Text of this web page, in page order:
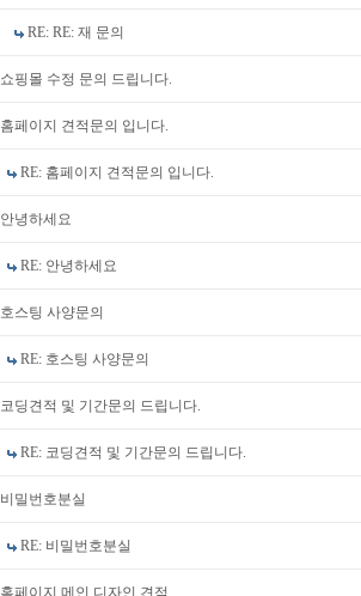
RE: RE: 재 문의
쇼핑몰 수정 문의 드립니다.
홈페이지 견적문의 입니다.
RE: 홈페이지 견적문의 입니다.
안녕하세요
RE: 안녕하세요
호스팅 사양문의
RE: 호스팅 사양문의
코딩견적 및 기간문의 드립니다.
RE: 코딩견적 및 기간문의 드립니다.
비밀번호분실
RE: 비밀번호분실
홈페이지 메인 디자인 견적